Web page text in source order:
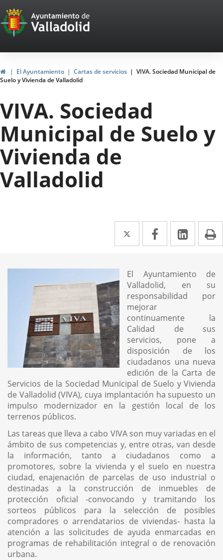
Portal
Web
del
Ayuntamiento
de
Valladolid
HomeEl Ayuntamiento Cartas de servicios
VIVA. Sociedad Municipal de
Suelo y Vivienda de Valladolid
VIVA. Sociedad
Municipal de Suelo y
Vivienda de
Valladolid
Twitter
Enlace
a
aplicación
externa.
Facebook
Enlace
a
aplicación
externa.
Enlace
a
Introducción
El Ayuntamiento de
Valladolid, en su
responsabilidad por
mejorar
continuamente la
Calidad de sus
servicios, pone a
disposición de los
ciudadanos una nueva
edición de la Carta de
Servicios de la Sociedad Municipal de Suelo y Vivienda
de Valladolid (VIVA), cuya implantación ha supuesto un
impulso modernizador en la gestión local de los
terrenos públicos.
Las tareas que lleva a cabo VIVA son muy variadas en el
ámbito de sus competencias y, entre otras, van desde
la información, tanto a ciudadanos como a
promotores, sobre la vivienda y el suelo en nuestra
ciudad, enajenación de parcelas de uso industrial o
destinadas a la construcción de inmuebles de
protección oficial -convocando y tramitando los
sorteos públicos para la selección de posibles
compradores o arrendatarios de viviendas- hasta la
atención a las solicitudes de ayuda enmarcadas en
programas de rehabilitación integral o de renovación
urbana.